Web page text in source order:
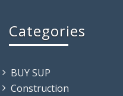
Categories
BUY SUP
Construction